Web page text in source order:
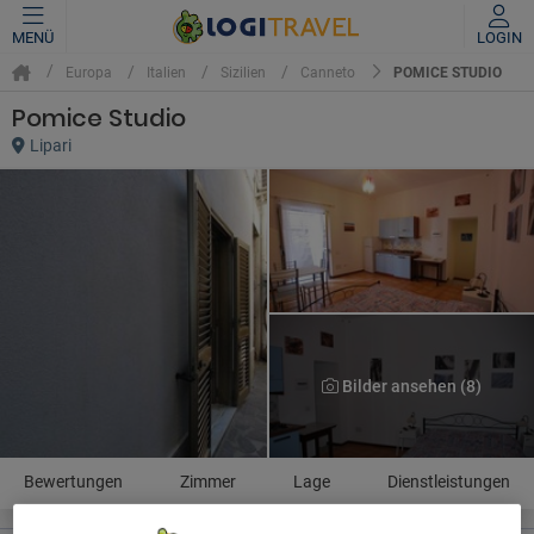
MENÜ LOGIN
Europa Italien Sizilien Canneto POMICE STUDIO
Pomice Studio
Lipari
Bilder ansehen (8)
Bewertungen Zimmer Lage Dienstleistungen